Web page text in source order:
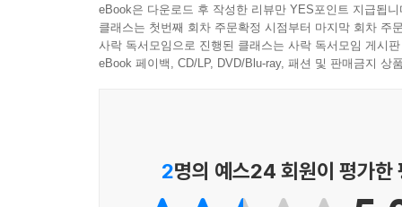
《위대한 탈출_ 불평등은 어떻게 성장을 촉발
건강이다. 두 가지는 만족스러운 삶을 사는 데 중
무엇일까. 앵거스 디턴 교수는 빈곤과 죽음으로
불평등은 발전을 자극할 수도, 발전을 막을 수
eBook은 다운로드 후 작성한 리뷰만 YES포인트 지급됩니
클래스는 첫번째 회차 주문확정 시점부터 마지막 회차 주
사락 독서모임으로 진행된 클래스는 사락 독서모임 게시
eBook 페이백, CD/LP, DVD/Blu-ray, 패션 및 판매금지 상
2명의 예스24 회원이 평가한